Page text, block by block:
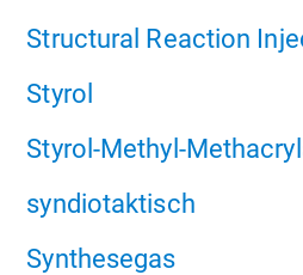
Structural Reaction
Styrol
Styrol-Methyl-
syndiotaktisch
Synthesegas